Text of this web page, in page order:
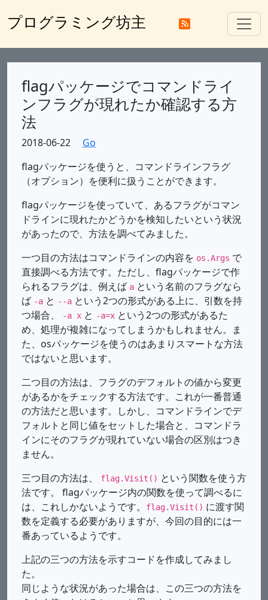
プログラミング坊主
flagパッケージでコマンドライ
ンフラグが現れたか確認する方
法
2018-06-22
Go
flagパッケージを使うと、コマンドラインフラグ
（オプション）を便利に扱うことができます。
flagパッケージを使っていて、あるフラグがコマン
ドラインに現れたかどうかを検知したいという状況
があったので、方法を調べてみました。
一つ目の方法はコマンドラインの内容を os.Args で
直接調べる方法です。ただし、flagパッケージで作
られるフラグは、例えば a という名前のフラグなら
ば -a と --a という2つの形式がある上に、引数を持
つ場合、
-a x と -a=x という2つの形式があるた
め、処理が複雑になってしまうかもしれません。ま
た、osパッケージを使うのはあまりスマートな方法
ではないと思います。
二つ目の方法は、フラグのデフォルトの値から変更
があるかをチェックする方法です。これが一番普通
の方法だと思います。しかし、コマンドラインでデ
フォルトと同じ値をセットした場合と、コマンドラ
インにそのフラグが現れていない場合の区別はつき
ません。
三つ目の方法は、
flag.Visit() という関数を使う方
法です。 flagパッケージ内の関数を使って調べるに
は、これしかないようです。
flag.Visit() に渡す関
数を定義する必要がありますが、今回の目的には一
番あっているようです。
上記の三つの方法を示すコードを作成してみまし
た。
同じような状況があった場合は、この三つの方法を